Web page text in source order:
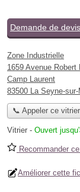
Demande de
Zone Industrielle
1659 Avenue Robert
Camp Laurent
83500 La Seyne-sur-
📞 Appeler ce vitrier
Vitrier - Ouvert
Recommander
Améliorer cette